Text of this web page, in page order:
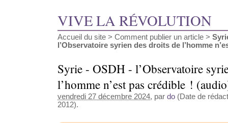
VIVE LA RÉVOLUTION
Accueil du site > Comment publier un article >
l’Observatoire syrien des droits de l’homme
Syrie - OSDH - l’Observatoire
l’homme n’est pas crédible !
vendredi 27 décembre 2024, par do (Date de
2012).